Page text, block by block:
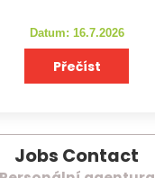
Datum: 16.7.2026
Přečíst
Jobs Contact